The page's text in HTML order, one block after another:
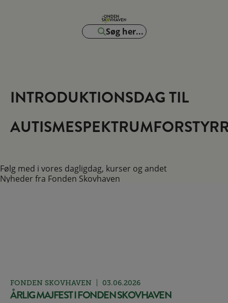
Søg her...
INTRODUKTIONSDAG TIL
Følg med i vores dagligdag, kurser og andet
Nyheder fra Fonden Skovhaven
FONDEN SKOVHAVEN 03.06.2026
ÅRLIG MAJFEST I FONDEN SKOVHAVEN